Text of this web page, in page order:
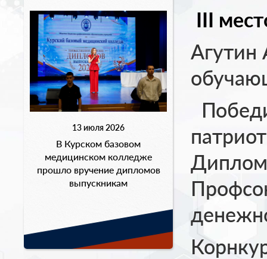
13 июля 2026
В Курском базовом
медицинском колледже
прошло вручение дипломов
выпускникам
III
Агутин